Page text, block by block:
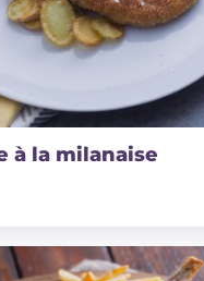
à la milanaise